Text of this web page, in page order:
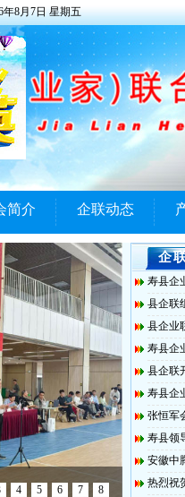
年8月7日 星期五
简介 企联动态
4 5 6 7 8
企
寿县企
县企联
县企业
寿县企
县企联
寿县企
张恒军
寿县领
安徽中
热烈祝